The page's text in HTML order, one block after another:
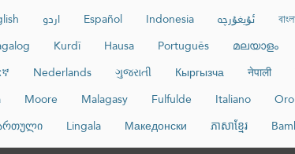
اردو Español Indonesia ئۇيغۇرچە
Kurdî Hausa Português മലയാളം
Nederlands ગુજરાતી Кыргызча नेपाली
Moore Malagasy Fulfulde Italiano
Lingala Македонски ភាសាខ្មែរ